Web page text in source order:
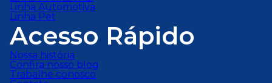
Linha Automotiva
Linha Pet
Acesso Rápido
Nossa história
Confira nosso blog
Trabalhe conosco